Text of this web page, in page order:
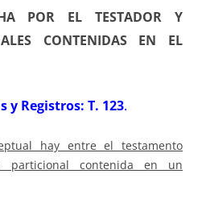
POR EL TESTADOR Y
CONTENIDAS EN EL
y Registros: T. 123.
hay entre el testamento
contenida en un